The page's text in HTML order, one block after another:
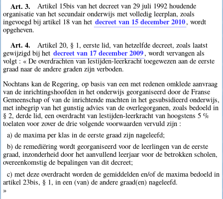
Art. 3.
Artikel 15bis van het decreet van 29 juli 1992 houdende
organisatie van het secundair onderwijs met volledig leerplan, zoals
ingevoegd bij artikel 18 van het decreet van 15 december 2010, wordt
opgeheven.
Art. 4.
Artikel 20, § 1, eerste lid, van hetzelfde decreet, zoals laatst
gewijzigd bij het decreet van 17 december 2009, wordt vervangen als
volgt : « De overdrachten van lestijden-leerkracht toegewezen aan de eerste
graad naar de andere graden zijn verboden.
Nochtans kan de Regering, op basis van een met redenen omklede aanvraag
van de inrichtingshoofden in het onderwijs georganiseerd door de Franse
Gemeenschap of van de inrichtende machten in het gesubsidieerd onderwijs,
met inbegrip van het gunstig advies van de overlegorganen, zoals bedoeld in
§ 2, derde lid, een overdracht van lestijden-leerkracht van hoogstens 5 %
toelaten voor zover de drie volgende voorwaarden vervuld zijn :
a) de maxima per klas in de eerste graad zijn nageleefd;
b) de remediëring wordt georganiseerd voor de leerlingen van de eerste
graad, inzonderheid door het aanvullend leerjaar voor de betrokken scholen,
overeenkomstig de bepalingen van dit decreet;
c) met deze overdracht worden de gemiddelden en/of de maxima bedoeld in
artikel 23bis, § 1, in een (van) de andere graad(en) nageleefd.
»